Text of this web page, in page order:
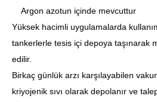
Argon azotun içinde mevcuttur
Yüksek hacimli uygulamalarda
tankerlerle tesis içi depoya taşınarak
edilir.
Birkaç günlük arzı karşılayabilen
kriyojenik sıvı olarak depolanır ve